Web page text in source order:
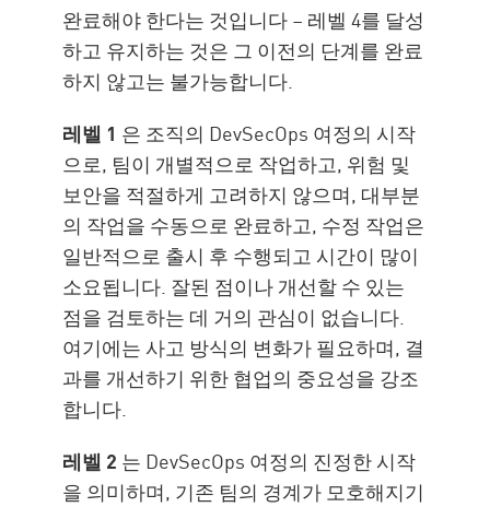
완료해야 한다는 것입니다 – 레벨 4를 달성
하고 유지하는 것은 그 이전의 단계를 완료
하지 않고는 불가능합니다.
레벨 1 은 조직의 DevSecOps 여정의 시작
으로, 팀이 개별적으로 작업하고, 위험 및
보안을 적절하게 고려하지 않으며, 대부분
의 작업을 수동으로 완료하고, 수정 작업은
일반적으로 출시 후 수행되고 시간이 많이
소요됩니다. 잘된 점이나 개선할 수 있는
점을 검토하는 데 거의 관심이 없습니다.
여기에는 사고 방식의 변화가 필요하며, 결
과를 개선하기 위한 협업의 중요성을 강조
합니다.
레벨 2 는 DevSecOps 여정의 진정한 시작
을 의미하며, 기존 팀의 경계가 모호해지기